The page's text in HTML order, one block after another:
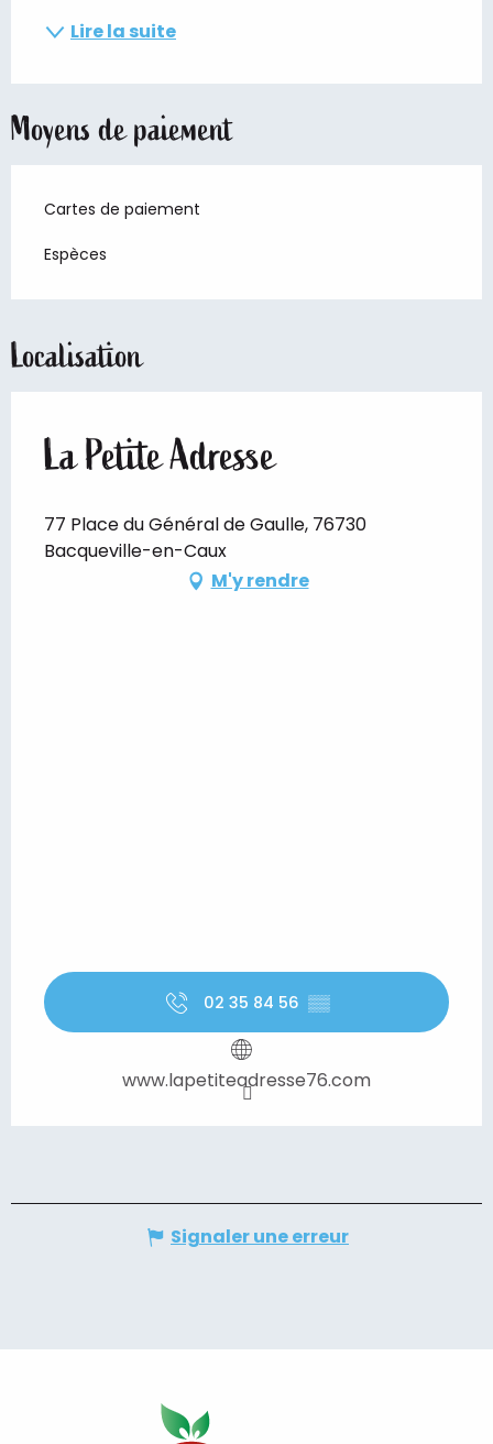
Lire la suite
Moyens de paiement
Cartes de paiement
Espèces
Localisation
La Petite Adresse
77 Place du Général de Gaulle, 76730
Bacqueville-en-Caux
M'y rendre
02 35 84 56 ▒▒
www.lapetiteadresse76.com
Signaler une erreur